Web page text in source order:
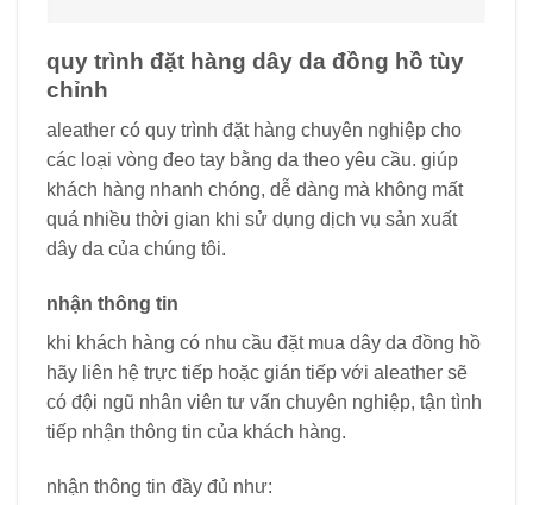
quy trình đặt hàng dây da đồng hồ tùy
chỉnh
aleather có quy trình đặt hàng chuyên nghiệp cho
các loại vòng đeo tay bằng da theo yêu cầu. giúp
khách hàng nhanh chóng, dễ dàng mà không mất
quá nhiều thời gian khi sử dụng dịch vụ sản xuất
dây da của chúng tôi.
nhận thông tin
khi khách hàng có nhu cầu đặt mua dây da đồng hồ
hãy liên hệ trực tiếp hoặc gián tiếp với aleather sẽ
có đội ngũ nhân viên tư vấn chuyên nghiệp, tận tình
tiếp nhận thông tin của khách hàng.
nhận thông tin đầy đủ như: